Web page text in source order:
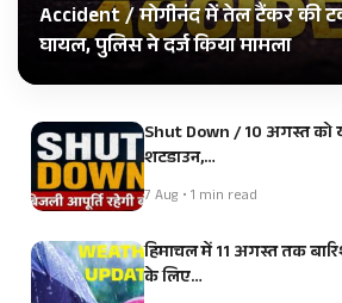
Accident / मोगीनंद में तेल टैंकर की
घायल, पुलिस ने दर्ज किया मामला
Shut Down / 10 अगस्त को
शटडाउन,…
7 Aug • 1 min read
हिमाचल में 11 अगस्त तक
के लिए…